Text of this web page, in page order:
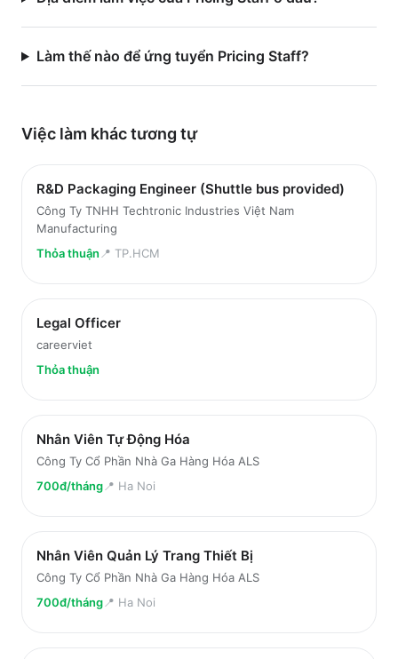
Làm thế nào để ứng tuyển Pricing Staff?
Việc làm kháctương tự
R&D Packaging Engineer (Shuttle bus provided)
Công Ty TNHH Techtronic Industries Việt Nam
Manufacturing
Thỏa thuận 📍 TP.HCM
Legal Officer
careerviet
Thỏa thuận
Nhân Viên Tự Động Hóa
Công Ty Cổ Phần Nhà Ga Hàng Hóa ALS
700đ/tháng📍 Ha Noi
Nhân Viên Quản Lý Trang Thiết Bị
Công Ty Cổ Phần Nhà Ga Hàng Hóa ALS
700đ/tháng📍 Ha Noi